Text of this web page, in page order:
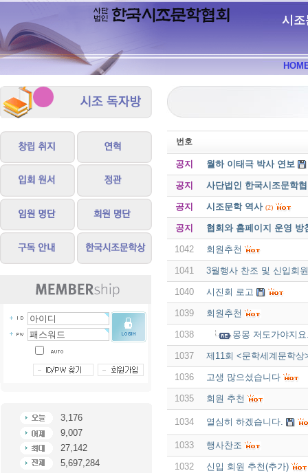
시조
3,176
9,007
27,142
5,697,284
번호
공지 월하 이태극 박사 연보
공지 사단법인 한국시조문학
공지 시조문학 역사 (2)
공지 협회와 홈페이지 운영 방
1042 회원추천
1041 3월행사 찬조 및 신입회
1040 시진회 로고
1039 회원추천
1038 몽몽 저도가야지
1037 제11회 <문학세계문학
1036 고생 많으셨습니다
1035 회원 추천
1034 열심히 하겠습니다.
1033 행사찬조
1032 신입 회원 추천(추가)